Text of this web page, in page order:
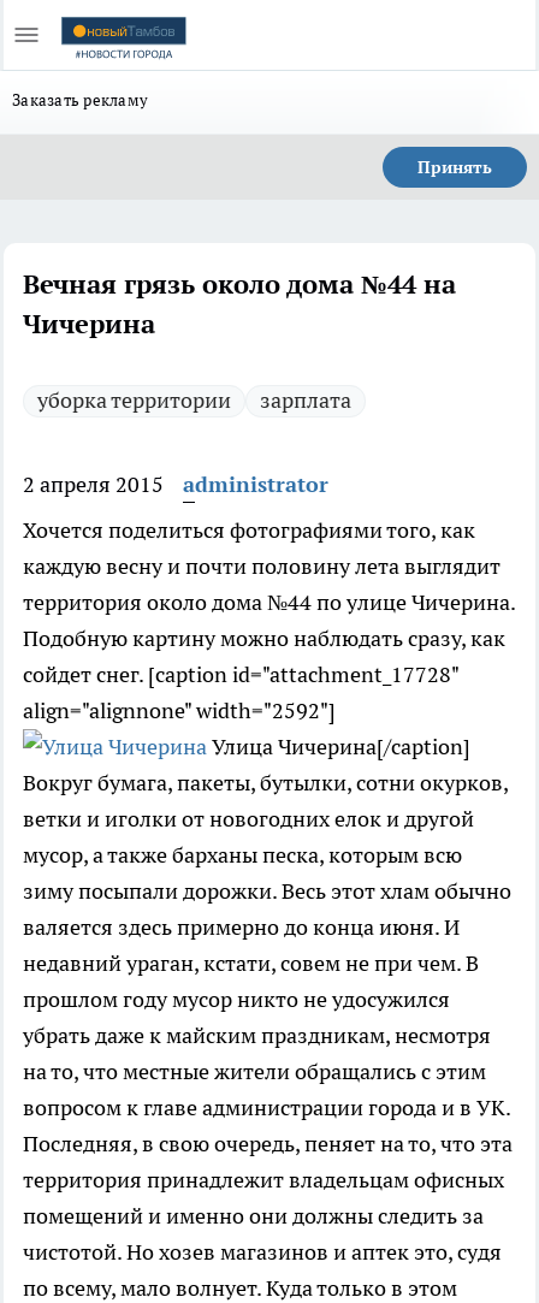
Заказать рекламу
Принять
Вечная грязь около дома №44 на
Чичерина
уборка территории зарплата
2 апреля 2015
administrator
Хочется поделиться фотографиями того, как
каждую весну и почти половину лета выглядит
территория около дома №44 по улице Чичерина.
Подобную картину можно наблюдать сразу, как
сойдет снег. [caption id="attachment_17728"
align="alignnone" width="2592"]
Улица Чичерина[/caption]
Вокруг бумага, пакеты, бутылки, сотни окурков,
ветки и иголки от новогодних елок и другой
мусор, а также барханы песка, которым всю
зиму посыпали дорожки. Весь этот хлам обычно
валяется здесь примерно до конца июня. И
недавний ураган, кстати, совем не при чем. В
прошлом году мусор никто не удосужился
убрать даже к майским праздникам, несмотря
на то, что местные жители обращались с этим
вопросом к главе администрации города и в УК.
Последняя, в свою очередь, пеняет на то, что эта
территория принадлежит владельцам офисных
помещений и именно они должны следить за
чистотой. Но хозев магазинов и аптек это, судя
по всему, мало волнует. Куда только в этом